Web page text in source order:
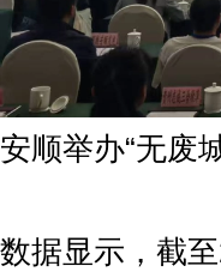
安顺举办“无废
数据显示，截